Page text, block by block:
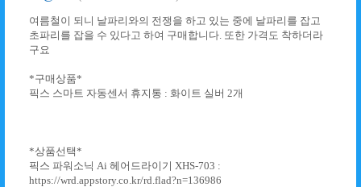
여름철이 되니 날파리와의 전쟁을 하고 있는 중에 날파리를 잡고
초파리를 잡을 수 있다고 하여 구매합니다. 또한 가격도 착하더라
구요
*구매상품*
픽스 스마트 자동센서 휴지통 : 화이트 실버 2개
*상품선택*
픽스 파워소닉 Ai 헤어드라이기 XHS-703 :
https://wrd.appstory.co.kr/rd.flad?n=136986